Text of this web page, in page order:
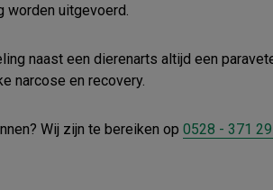
worden uitgevoerd.
naast een dierenarts altijd een
narcose en recovery.
Wij zijn te bereiken op 0528 - 371